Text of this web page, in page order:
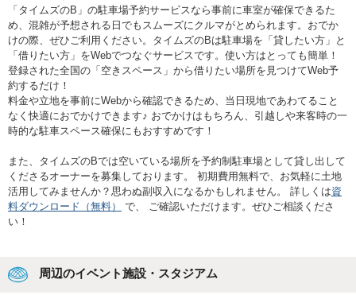
「タイムズのB」の駐車場予約サービスなら事前に車室が確保できるた
め、混雑が予想される日でもスムーズにクルマがとめられます。おでか
けの際、ぜひご利用ください。タイムズのBは駐車場を「貸したい方」と
「借りたい方」をWebでつなぐサービスです。使い方はとっても簡単！
登録された全国の「空きスペース」から借りたい場所を見つけてWeb予
約するだけ！
料金や立地を事前にWebから確認できるため、当日現地であわてること
なく快適におでかけできます♪ おでかけはもちろん、引越しや来客時の一
時的な駐車スペース確保にもおすすめです！
また、タイムズのBでは空いている場所を予約制駐車場として貸し出して
くださるオーナーを募集しております。 初期費用無料で、お気軽に土地
活用してみませんか？思わぬ副収入になるかもしれません。 詳しくは資
料ダウンロード（無料）
で、 ご確認いただけます。ぜひご相談くださ
い！
周辺のイベント施設・スタジアム